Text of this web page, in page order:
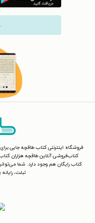
فروشگاه اینترنتی کتاب طاقچه جایی
کتاب‌فروشی آنلاین طاقچه هزاران
کتاب رایگان هم وجود دارد. شما
تبلت،